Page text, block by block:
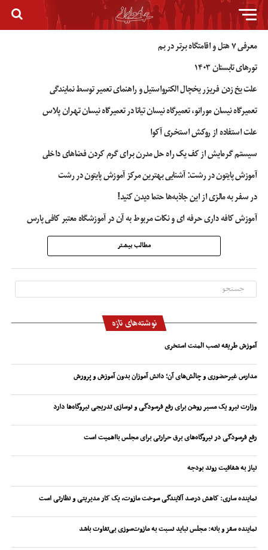
معرفی ۷ هتل و اقامتگاه برتر در بم
تورهای تابستان ۱۴۰۳
علت یخ زدن فریزر یخچال الکترواستیل و راهنمای تعمیر توسط نمایندگی
تعمیرگاه نیسان مورانو، تعمیرگاه نیسان تیانا در تعمیرگاه نیسان تهران پلاس
علت استفاده از روکش استخری آکوا
سیستم گرمایش از کف یک راه حل مدرن برای گرم کردن فضاهای داخلی
آموزش پایتون در رشت: آشنایی بهترین مرکز آموزش پایتون در رشت
در سفر به مالزی از این جاذبه‌ها حتما دیدن کنید!
آموزش کافه داری حرفه ای و نکات مربوط به آن در آموزشگاه معتبر کافی پارس
مطالب بیشتر
نوشته‌های تازه
آموزش طریقه نصب المنت استخری
مدارس غیرحضوری و چالش‌های آن؛ دانش آموزان بدون آموزش و پرورش
وزارت نیرو یک مسیر روشن برای رفع فرسودگی و نوسازی تدریجی نیروگاه‌ها دارد
رفع فرسودگی در نیروگاه‌های برق حرارتی برای مجلس بااهمیت است
نیاز به شفافیت روند بودجه
نماینده ساری: کاهش درصد آلایندگی سوخت مازوت، یک کار مدیریتی و نظارتی است
نماینده سقز و بانه: مجلس نباید نسبت به مازوت‌سوزی بی‌تفاوت باشد